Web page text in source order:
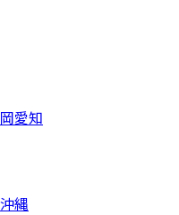
愛知
沖縄